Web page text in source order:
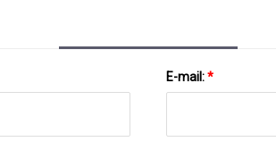
E-mail:*